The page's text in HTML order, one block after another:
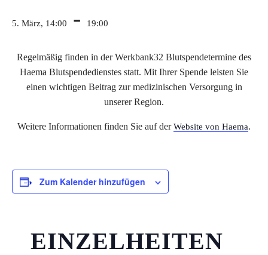
5. März, 14:00 - 19:00
Regelmäßig finden in der Werkbank32 Blutspendetermine des
Haema Blutspendedienstes statt. Mit Ihrer Spende leisten Sie
einen wichtigen Beitrag zur medizinischen Versorgung in
unserer Region.
Weitere Informationen finden Sie auf derWebsite von Haema.
Zum Kalender hinzufügen
EINZELHEITEN